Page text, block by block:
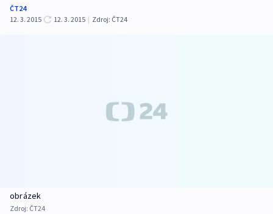
ČT24
12. 3. 2015
12. 3. 2015 | Zdroj: ČT24
obrázek
Zdroj: ČT24